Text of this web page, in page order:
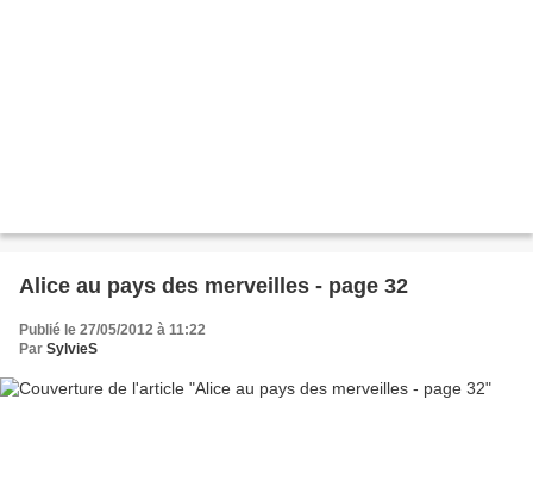
Alice au pays des merveilles - page 32
Publié le 27/05/2012 à 11:22
Par SylvieS